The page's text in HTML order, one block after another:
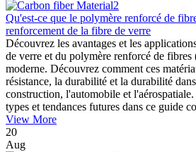
Qu'est-ce que le polymère renforcé de
renforcement de la fibre de verre
Découvrez les avantages et les
de verre et du polymère renforcé de
moderne. Découvrez comment ces
résistance, la durabilité et la durabilité
construction, l'automobile et
types et tendances futures dans ce guide
View More
20
Aug